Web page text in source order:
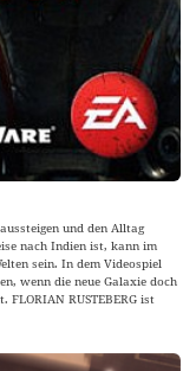
und den Alltag
nach Indien ist, kann im
sein. In dem Videospiel
wenn die neue Galaxie doch
RUSTEBERG ist